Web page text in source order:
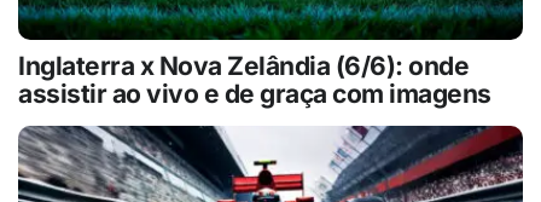
Inglaterra x Nova Zelândia (6/6): onde
assistir ao vivo e de graça com imagens